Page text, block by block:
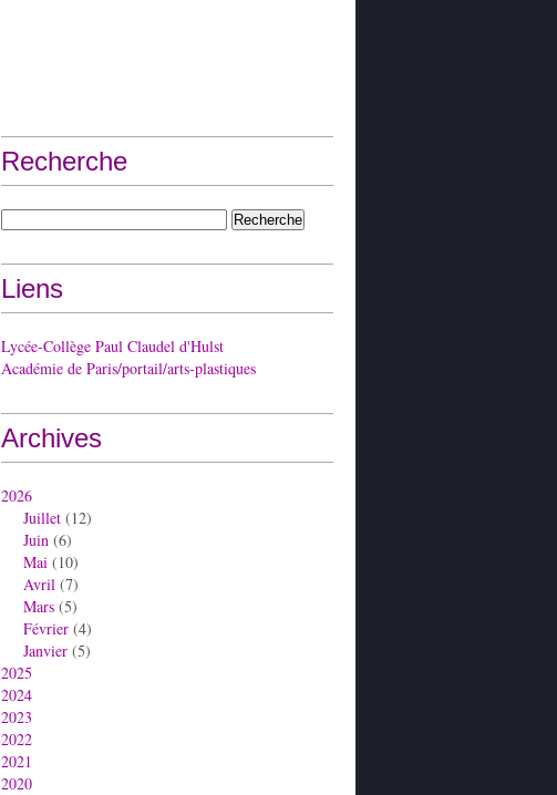
Recherche
Liens
Lycée-Collège Paul Claudel d'Hulst
Académie de Paris/portail/arts-plastiques
Archives
2026
Juillet (12)
Juin (6)
Mai (10)
Avril (7)
Mars (5)
Février (4)
Janvier (5)
2025
2024
2023
2022
2021
2020